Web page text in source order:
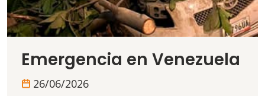
Emergencia en Venezuela
26/06/2026